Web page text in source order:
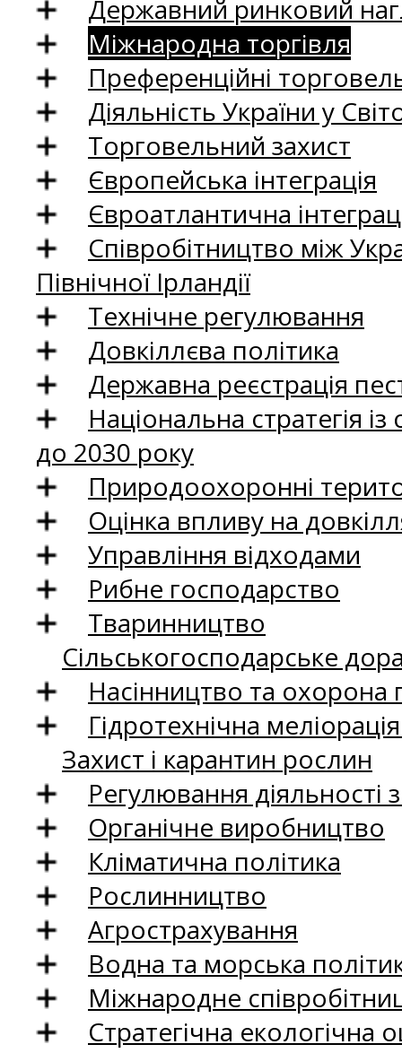
Державний ринковий
Міжнародна торгівля
Преференційні
Діяльність України у
Торговельний захист
Європейська інтеграція
Євроатлантична
Співробітництво між
Північної Ірландії
Технічне регулювання
Довкіллєва політика
Державна реєстрація
Національна стратегія
до 2030 року
Природоохоронні
Оцінка впливу на
Управління відходами
Рибне господарство
Тваринництво
Сільськогосподарське
Насінництво та
Гідротехнічна
Захист і карантин рослин
Регулювання
Органічне виробництво
Кліматична політика
Рослинництво
Агрострахування
Водна та морська
Міжнародне
Стратегічна екологічна